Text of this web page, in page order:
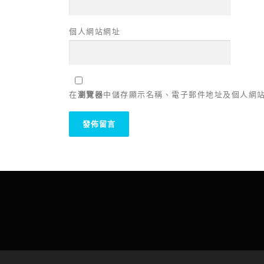
個人網站網址
在瀏覽器中儲存顯示名稱、電子郵件地址及個人網